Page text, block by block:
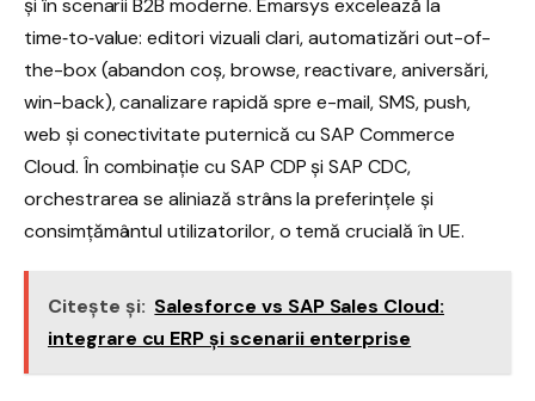
time‑to‑value: editori vizuali clari, automatizări out-of-
the-box (abandon coș, browse, reactivare, aniversări,
win-back), canalizare rapidă spre e-mail, SMS, push,
web și conectivitate puternică cu SAP Commerce
Cloud. În combinație cu SAP CDP și SAP CDC,
orchestrarea se aliniază strâns la preferințele și
consimțământul utilizatorilor, o temă crucială în UE.
Citește și: Salesforce vs SAP Sales Cloud:
integrare cu ERP și scenarii enterprise